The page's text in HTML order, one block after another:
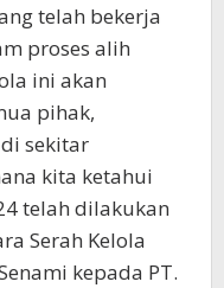
telah bekerja
proses alih
ini akan
pihak,
sekitar
kita ketahui
telah dilakukan
Serah Kelola
kepada PT.